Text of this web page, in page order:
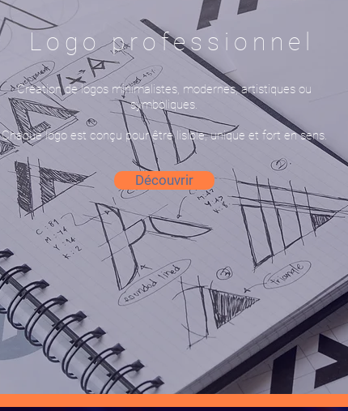
Logo professionnel
Création de logos minimalistes, modernes, artistiques ou
symboliques.
Chaque logo est conçu pour être lisible, unique et fort en sens.
Découvrir